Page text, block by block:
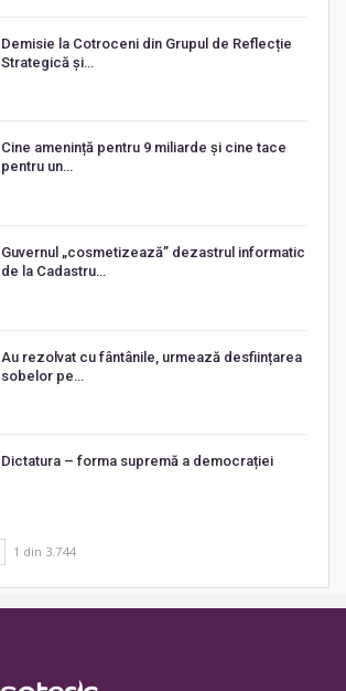
Demisie la Cotroceni din Grupul de Reflecție
Strategică și…
Cine amenință pentru 9 miliarde și cine tace
pentru un…
Guvernul „cosmetizează” dezastrul informatic
de la Cadastru…
Au rezolvat cu fântânile, urmează desființarea
sobelor pe…
Dictatura – forma supremă a democrației
1 din 3.744